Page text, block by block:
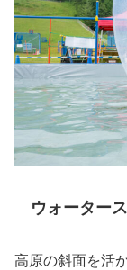
ウォーター
高原の斜面を活